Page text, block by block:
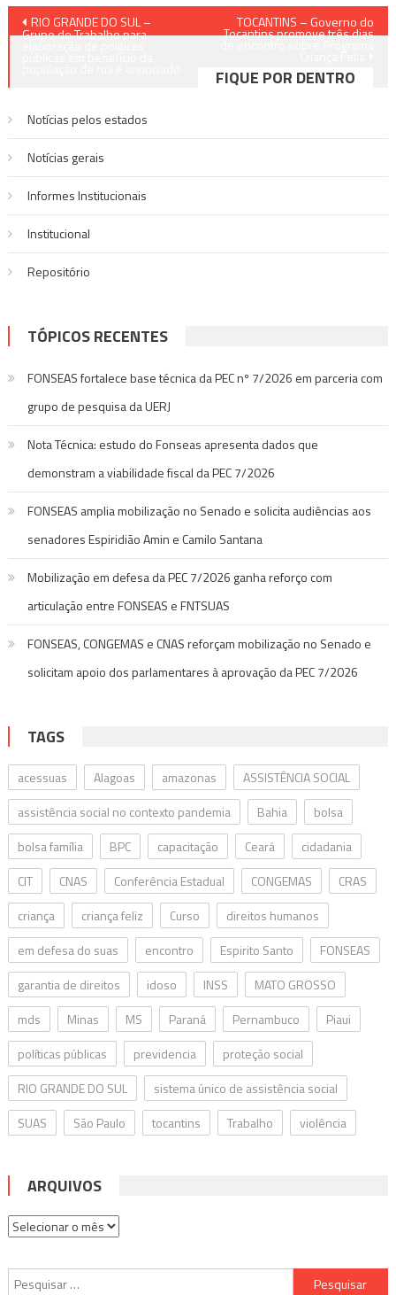
Navegação
Post
RIO GRANDE DO SUL –
Grupo de Trabalho para
TOCANTINS – Governo do
Tocantins promove três dias
FIQUE POR DENTRO
Notícias pelos estados
Notí­cias gerais
Informes Institucionais
Institucional
Repositório
TÓPICOS RECENTES
FONSEAS fortalece base técnica da PEC nº 7/2026 em parceria com
grupo de pesquisa da UERJ
Nota Técnica: estudo do Fonseas apresenta dados que
demonstram a viabilidade fiscal da PEC 7/2026
FONSEAS amplia mobilização no Senado e solicita audiências aos
senadores Espiridião Amin e Camilo Santana
Mobilização em defesa da PEC 7/2026 ganha reforço com
articulação entre FONSEAS e FNTSUAS
FONSEAS, CONGEMAS e CNAS reforçam mobilização no Senado e
solicitam apoio dos parlamentares à aprovação da PEC 7/2026
TAGS
acessuas Alagoas amazonas
ASSISTÊNCIA SOCIAL
assistência social no contexto pandemia
Bahia
bolsa
bolsa família
BPC capacitação Ceará
cidadania
CIT
CNAS Conferência Estadual CONGEMAS
CRAS
criança
criança feliz Curso
direitos humanos
em defesa do suas
encontro Espirito Santo
FONSEAS
garantia de direitos
idoso INSS
MATO GROSSO
mds
Minas MS Paraná Pernambuco
Piaui
políticas públicas
previdencia
proteção social
RIO GRANDE DO SUL
sistema único de assistência social
SUAS
São Paulo tocantins Trabalho violência
ARQUIVOS
Arquivos
Pesquisar